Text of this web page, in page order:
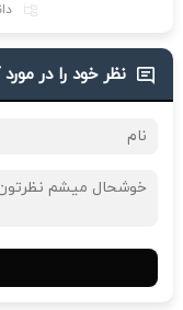
نظر خود را در